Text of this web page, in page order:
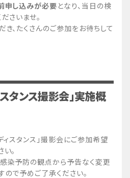
申し込みが必要 となり、当日の検
さいませ。
、たくさんのご参加をお待ちして
タンス撮影会」実施概
ィスタンス」撮影会にご参加希望
。
染予防の観点から予告なく変更
で予めご了承ください。